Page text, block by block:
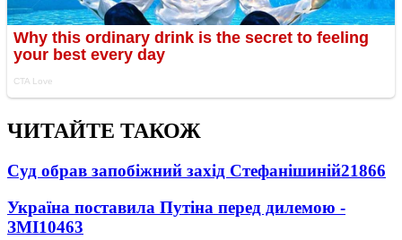
ЧИТАЙТЕ ТАКОЖ
Суд обрав запобіжний захід Стефанішиній21866
Україна поставила Путіна перед дилемою -
ЗМІ10463